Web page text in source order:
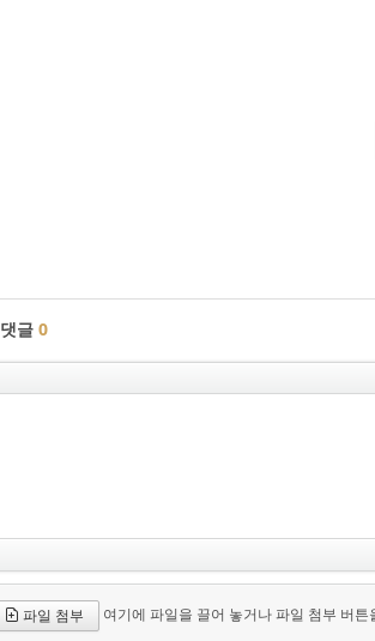
댓글 0
파일 첨부 여기에 파일을 끌어 놓거나 파일 첨부 버튼